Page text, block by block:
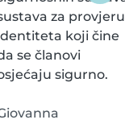
za provjeru
koji čine
se članovi
sigurno.